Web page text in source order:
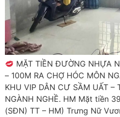
MẶT TIỀN ĐƯỜNG NHỰA
– 100M RA CHỢ HÓC MÔN
KHU VIP DÂN CƯ SẦM UẤT –
NGÀNH NGHỀ. HM Mặt tiền
(SĐN) TT – HM) Trưng Nữ